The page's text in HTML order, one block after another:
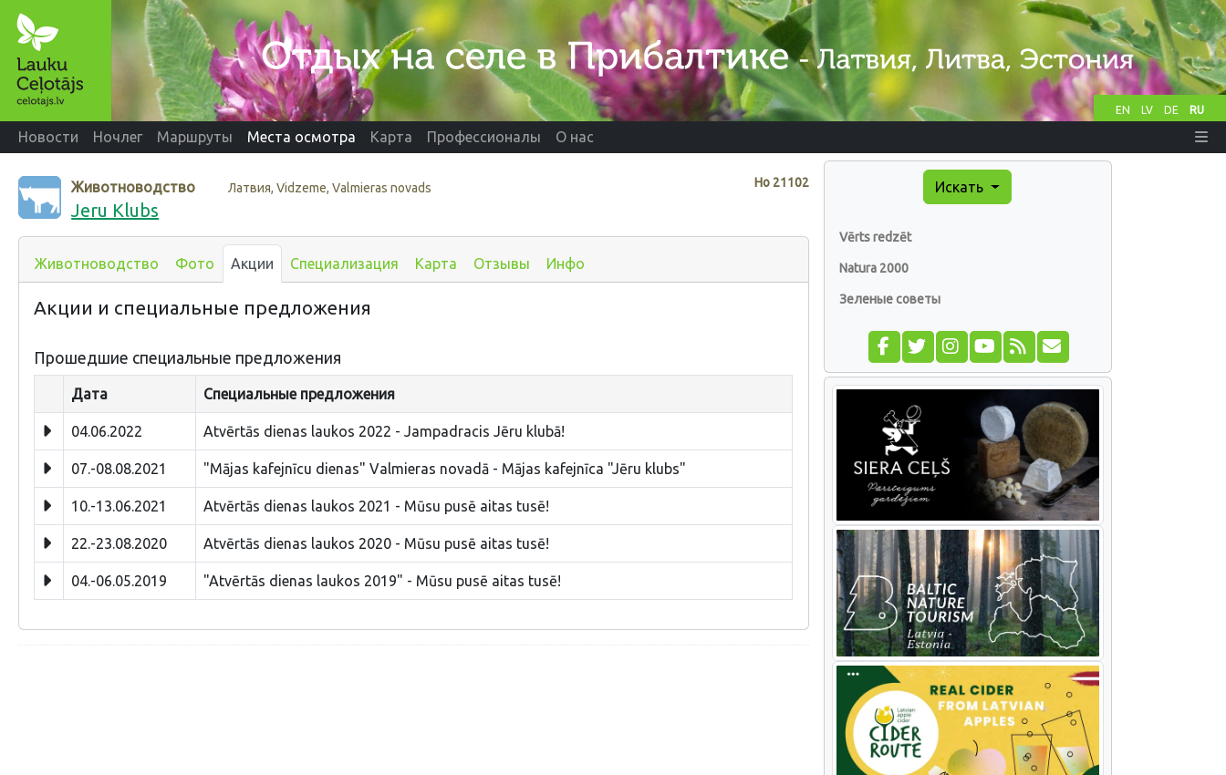
EN LV DE RU
Новости Ночлег Маршруты Места осмотра Карта Профессионалы О нас
Нo 21102
Животноводство Латвия, Vidzeme, Valmieras novads
Jeru Klubs
Животноводство Фото Акции Специализация Карта Отзывы Инфо
Акции и специальные предложения
Прошедшие специальные предложения
Дата Специальные предложения
04.06.2022 Atvērtās dienas laukos 2022 - Jampadracis Jēru klubā!
07.-08.08.2021 "Mājas kafejnīcu dienas" Valmieras novadā - Mājas kafejnīca "Jēru klubs"
10.-13.06.2021 Atvērtās dienas laukos 2021 - Mūsu pusē aitas tusē!
22.-23.08.2020 Atvērtās dienas laukos 2020 - Mūsu pusē aitas tusē!
04.-06.05.2019 "Atvērtās dienas laukos 2019" - Mūsu pusē aitas tusē!
Искать
Vērts redzēt
Natura 2000
Зеленые советы